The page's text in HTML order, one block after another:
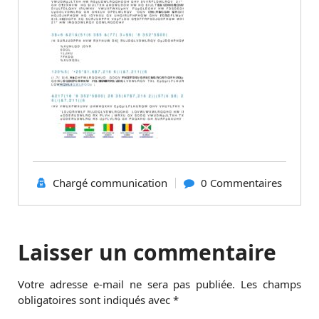
Chargé communication 0 Commentaires
Laisser un commentaire
Votre adresse e-mail ne sera pas publiée. Les champs
obligatoires sont indiqués avec *